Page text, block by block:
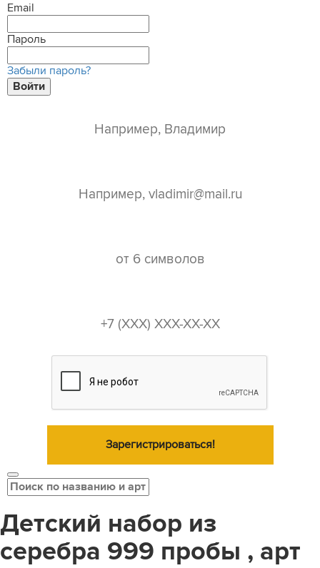
Email
Пароль
Забыли пароль?
Войти
Зарегистрироваться!
Детский набор из
серебра 999 пробы , арт